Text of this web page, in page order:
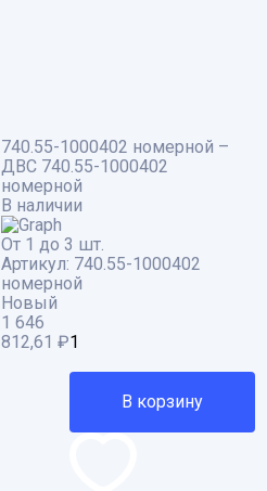
740.55-1000402 номерной –
ДВС 740.55-1000402
номерной
В наличии
От 1 до 3 шт.
Артикул: 740.55-1000402
номерной
Новый
1 646
812,61 ₽
В корзину